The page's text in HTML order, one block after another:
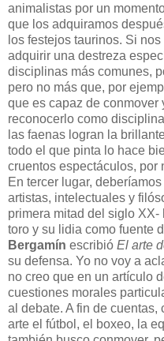
animalistas por un
que los adquiramos
los festejos taurinos. Si
adquirir una destreza
disciplinas más comunes,
pero no más que, por
que es capaz de conmover
reconocerlo como
las faenas logran la
todo el que pinta lo hace
cruentos espectáculos, por
En tercer lugar,
artistas, intelectuales y
primera mitad del siglo XX-
toro y su lidia como fuente
Bergamín escribió El arte
su defensa. Yo no voy a
no creo que en un artículo
cuestiones morales
al debate. A fin de
arte el fútbol, el boxeo, la